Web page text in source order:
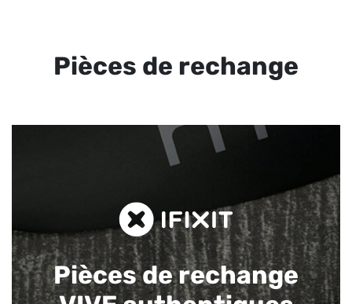
Pièces de rechange
Pièces de rechange